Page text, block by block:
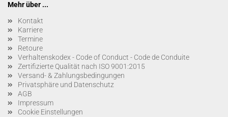
Mehr über ...
Kontakt
Karriere
Termine
Retoure
Verhaltenskodex - Code of Conduct - Code de Conduite
Zertifizierte Qualität nach ISO 9001:2015
Versand- & Zahlungsbedingungen
Privatsphäre und Datenschutz
AGB
Impressum
Cookie Einstellungen